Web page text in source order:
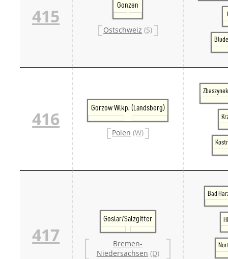
415
Gonzen
Ostschweiz (S)
416
Gorzow Wlkp. (Landsberg)
Polen (W)
417
Goslar/Salzgitter
Bremen-
Niedersachsen (D)
Bad